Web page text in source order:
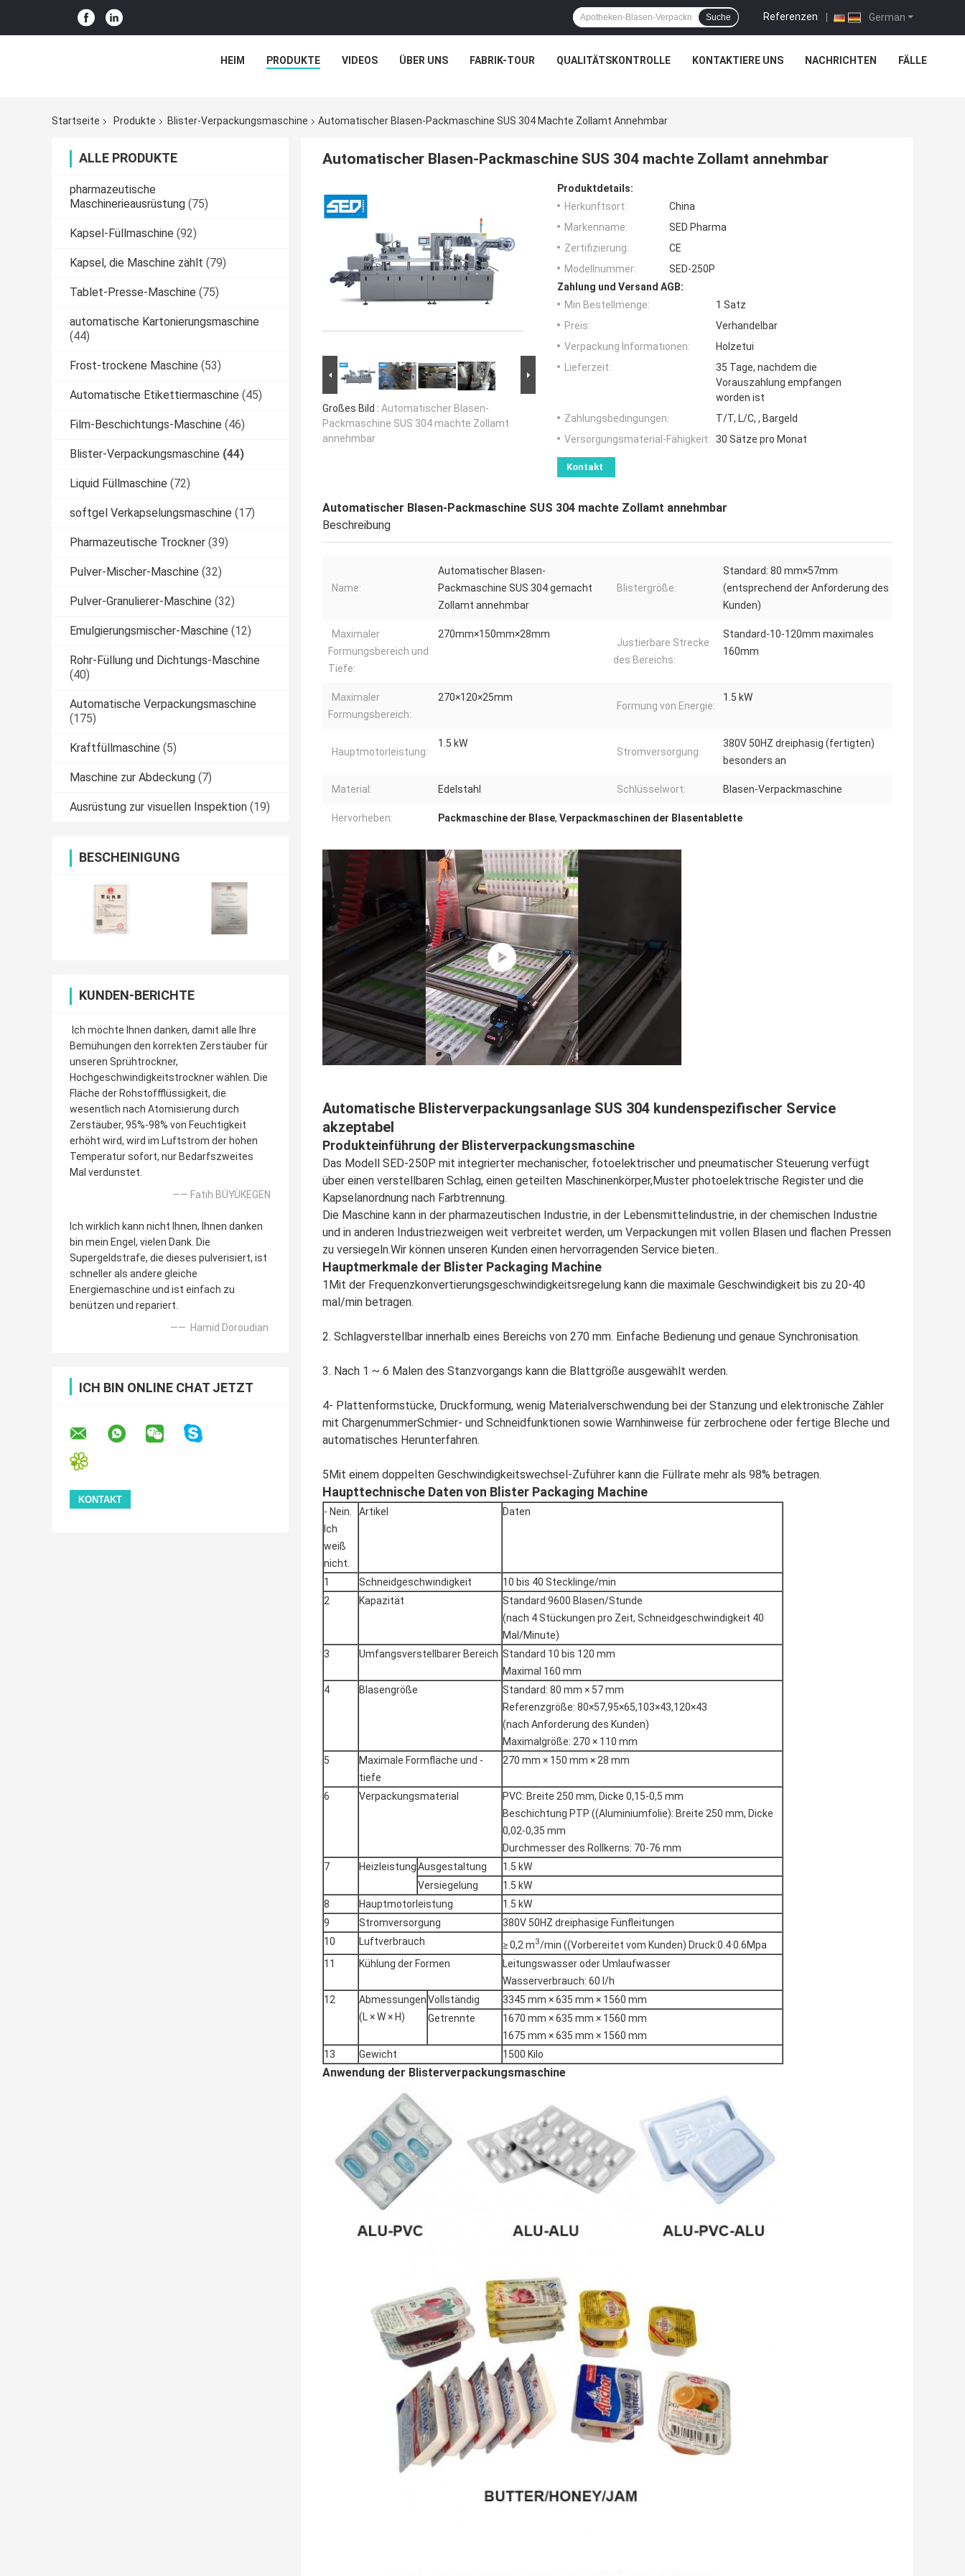
German
Referenzen |
Suche
HEIM PRODUKTE VIDEOS ÜBER UNS FABRIK-TOUR QUALITÄTSKONTROLLE KONTAKTIERE UNS NACHRICHTEN FÄLLE
Startseite Produkte Blister-Verpackungsmaschine Automatischer Blasen-Packmaschine SUS 304 Machte Zollamt Annehmbar
ALLE PRODUKTE
pharmazeutische
Maschinerieausrüstung (75)
Kapsel-Füllmaschine (92)
Kapsel, die Maschine zählt (79)
Tablet-Presse-Maschine (75)
automatische Kartonierungsmaschine
(44)
Frost-trockene Maschine (53)
Automatische Etikettiermaschine (45)
Film-Beschichtungs-Maschine (46)
Blister-Verpackungsmaschine (44)
Liquid Füllmaschine (72)
softgel Verkapselungsmaschine (17)
Pharmazeutische Trockner (39)
Pulver-Mischer-Maschine (32)
Pulver-Granulierer-Maschine (32)
Emulgierungsmischer-Maschine (12)
Rohr-Füllung und Dichtungs-Maschine
(40)
Automatische Verpackungsmaschine
(175)
Kraftfüllmaschine (5)
Maschine zur Abdeckung (7)
Ausrüstung zur visuellen Inspektion (19)
BESCHEINIGUNG
KUNDEN-BERICHTE
Ich möchte Ihnen danken, damit alle Ihre
Bemühungen den korrekten Zerstäuber für
unseren Sprühtrockner,
Hochgeschwindigkeitstrockner wählen. Die
Fläche der Rohstoffflüssigkeit, die
wesentlich nach Atomisierung durch
Zerstäuber, 95%-98% von Feuchtigkeit
erhöht wird, wird im Luftstrom der hohen
Temperatur sofort, nur Bedarfszweites
Mal verdunstet.
—— Fatih BÜYÜKEGEN
Ich wirklich kann nicht Ihnen, Ihnen danken
bin mein Engel, vielen Dank. Die
Supergeldstrafe, die dieses pulverisiert, ist
schneller als andere gleiche
Energiemaschine und ist einfach zu
benützen und repariert.
—— Hamid Doroudian
ICH BIN ONLINE CHAT JETZT
Automatischer Blasen-Packmaschine SUS 304 machte Zollamt annehmbar
Großes Bild : Automatischer Blasen-
Packmaschine SUS 304 machte Zollamt
annehmbar
Produktdetails:
Herkunftsort:
China
Markenname:
SED Pharma
Zertifizierung:
CE
Modellnummer:
SED-250P
Zahlung und Versand AGB:
Min Bestellmenge:
1 Satz
Preis:
Verhandelbar
Verpackung Informationen:
Holzetui
Lieferzeit:
35 Tage, nachdem die
Vorauszahlung empfangen
worden ist
Zahlungsbedingungen:
T/T, L/C, , Bargeld
Versorgungsmaterial-Fähigkeit: 30 Sätze pro Monat
Kontakt
Automatischer Blasen-Packmaschine SUS 304 machte Zollamt annehmbar
Beschreibung
Name:
Automatischer Blasen-
Packmaschine SUS 304 gemacht
Zollamt annehmbar
Blistergröße:
Standard: 80 mm×57mm
(entsprechend der Anforderung des
Kunden)
Maximaler
Formungsbereich und
Tiefe:
270mm×150mm×28mm
Justierbare Strecke
des Bereichs:
Standard-10-120mm maximales
160mm
Maximaler
Formungsbereich:
270×120×25mm
Formung von Energie:
1.5 kW
Hauptmotorleistung:
1.5 kW
Stromversorgung:
380V 50HZ dreiphasig (fertigten)
besonders an
Material: Edelstahl Schlüsselwort: Blasen-Verpackmaschine
Hervorheben: Packmaschine der Blase, Verpackmaschinen der Blasentablette
Automatische Blisterverpackungsanlage SUS 304 kundenspezifischer Service
akzeptabel
Produkteinführung der Blisterverpackungsmaschine
Das Modell SED-250P mit integrierter mechanischer, fotoelektrischer und pneumatischer Steuerung verfügt
über einen verstellbaren Schlag, einen geteilten Maschinenkörper,Muster photoelektrische Register und die
Kapselanordnung nach Farbtrennung.
Die Maschine kann in der pharmazeutischen Industrie, in der Lebensmittelindustrie, in der chemischen Industrie
und in anderen Industriezweigen weit verbreitet werden, um Verpackungen mit vollen Blasen und flachen Pressen
zu versiegeln.Wir können unseren Kunden einen hervorragenden Service bieten..
Hauptmerkmale der Blister Packaging Machine
1Mit der Frequenzkonvertierungsgeschwindigkeitsregelung kann die maximale Geschwindigkeit bis zu 20-40
mal/min betragen.
2. Schlagverstellbar innerhalb eines Bereichs von 270 mm. Einfache Bedienung und genaue Synchronisation.
3. Nach 1 ~ 6 Malen des Stanzvorgangs kann die Blattgröße ausgewählt werden.
4- Plattenformstücke, Druckformung, wenig Materialverschwendung bei der Stanzung und elektronische Zähler
mit ChargenummerSchmier- und Schneidfunktionen sowie Warnhinweise für zerbrochene oder fertige Bleche und
automatisches Herunterfahren.
5Mit einem doppelten Geschwindigkeitswechsel-Zuführer kann die Füllrate mehr als 98% betragen.
Haupttechnische Datenvon Blister Packaging Machine
- Nein.
Ich
weiß
nicht.
Artikel Daten
1 Schneidgeschwindigkeit
10 bis 40 Stecklinge/min
2
Kapazität
Standard:9600 Blasen/Stunde
(nach 4 Stückungen pro Zeit, Schneidgeschwindigkeit 40
Mal/Minute)
3
Umfangsverstellbarer Bereich Standard 10 bis 120 mm
Maximal 160 mm
4
Blasengröße
Standard: 80 mm × 57 mm
Referenzgröße: 80×57,95×65,103×43,120×43
(nach Anforderung des Kunden)
Maximalgröße: 270 × 110 mm
5
Maximale Formfläche und -
tiefe
270 mm × 150 mm × 28 mm
6 Verpackungsmaterial
PVC: Breite 250 mm, Dicke 0,15-0,5 mm
Beschichtung PTP ((Aluminiumfolie): Breite 250 mm, Dicke
0,02-0,35 mm
Durchmesser des Rollkerns: 70-76 mm
7
HeizleistungAusgestaltung
1.5 kW
Versiegelung
1.5 kW
8
Hauptmotorleistung
1.5 kW
9
Stromversorgung
380V 50HZ dreiphasige Fünfleitungen
10
Luftverbrauch ≥ 0,2 m3/min ((Vorbereitet vom Kunden) Druck:0.4·0.6Mpa
11
Kühlung der Formen
Leitungswasser oder Umlaufwasser
Wasserverbrauch: 60 l/h
12
Abmessungen
(L × W × H)
Vollständig
3345 mm × 635 mm × 1560 mm
Getrennte
1670 mm × 635 mm × 1560 mm
1675 mm × 635 mm × 1560 mm
13
Gewicht 1500 Kilo
Anwendung der Blisterverpackungsmaschine